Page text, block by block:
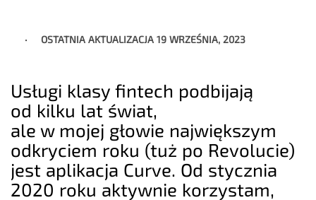
OSTATNIA AKTUALIZACJA19 WRZEŚNIA, 2023
Usługi klasy fintech podbijają
od kilku lat świat,
ale w mojej głowie największym
odkryciem roku (tuż po Revolucie)
jest aplikacja Curve. Od stycznia
2020 roku aktywnie korzystam,